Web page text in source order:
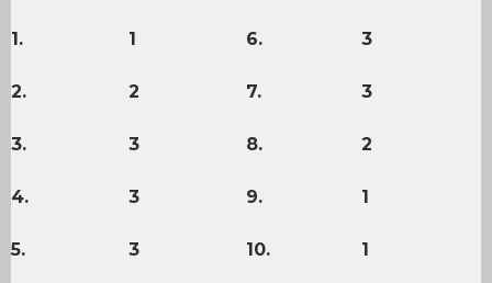
1. 1 6. 3
2. 2 7. 3
3. 3 8. 2
4. 3 9. 1
5. 3 10. 1